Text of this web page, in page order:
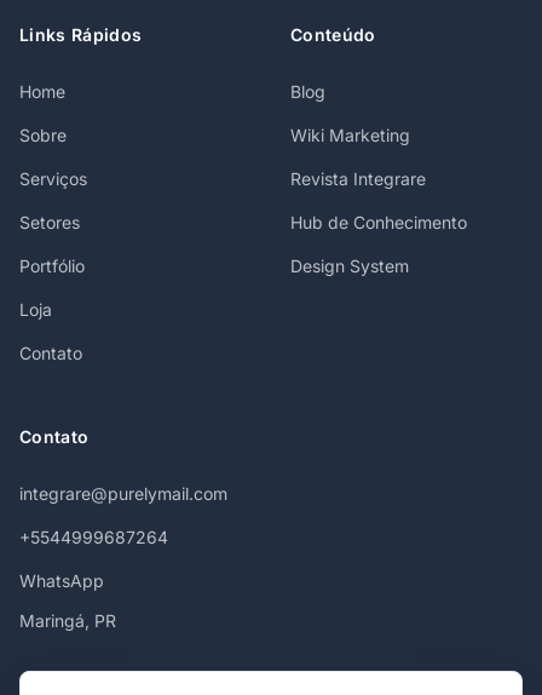
Links Rápidos
Home
Sobre
Serviços
Setores
Portfólio
Loja
Contato
Conteúdo
Blog
Wiki Marketing
Revista Integrare
Hub de Conhecimento
Design System
Contato
integrare@purelymail.com
+5544999687264
WhatsApp
Maringá, PR